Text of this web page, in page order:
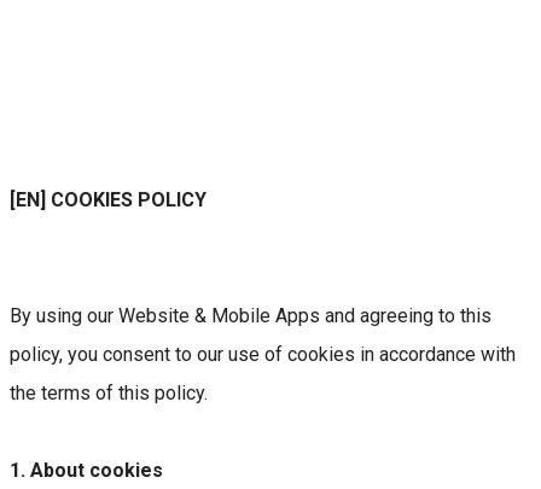
[EN] COOKIES POLICY
By using our Website & Mobile Apps and agreeing to this
policy, you consent to our use of cookies in accordance with
the terms of this policy.
1. About cookies